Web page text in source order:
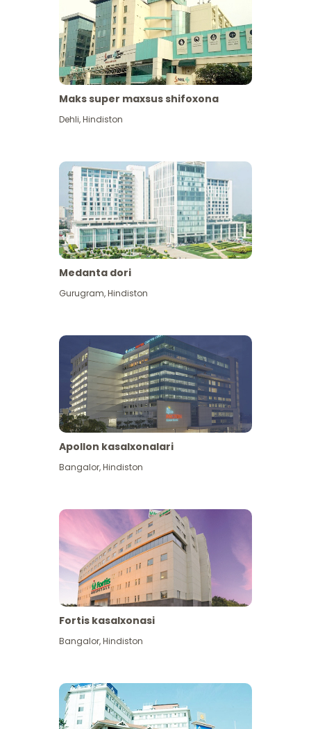
Maks super maxsus shifoxona
Dehli,Hindiston
Medanta dori
Gurugram,Hindiston
Apollon kasalxonalari
Bangalor,Hindiston
Fortis kasalxonasi
Bangalor,Hindiston